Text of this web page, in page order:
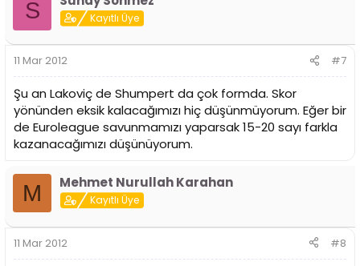
S Kayıtlı Üye
11 Mar 2012 #7
Şu an Lakoviç de Shumpert da çok formda. Skor
yönünden eksik kalacağımızı hiç düşünmüyorum. Eğer bir
de Euroleague savunmamızı yaparsak 15-20 sayı farkla
kazanacağımızı düşünüyorum.
M Mehmet Nurullah Karahan
Kayıtlı Üye
11 Mar 2012 #8